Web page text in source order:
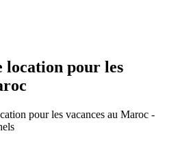
location pour les
pour les vacances au Maroc -